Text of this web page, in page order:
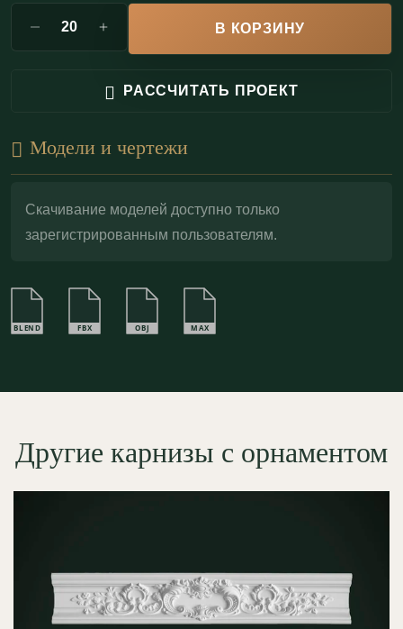
В КОРЗИНУ
РАССЧИТАТЬ ПРОЕКТ
Модели и чертежи
Скачивание моделей доступно только
зарегистрированным пользователям.
BLEND FBX OBJ MAX
Другие карнизы с орнаментом